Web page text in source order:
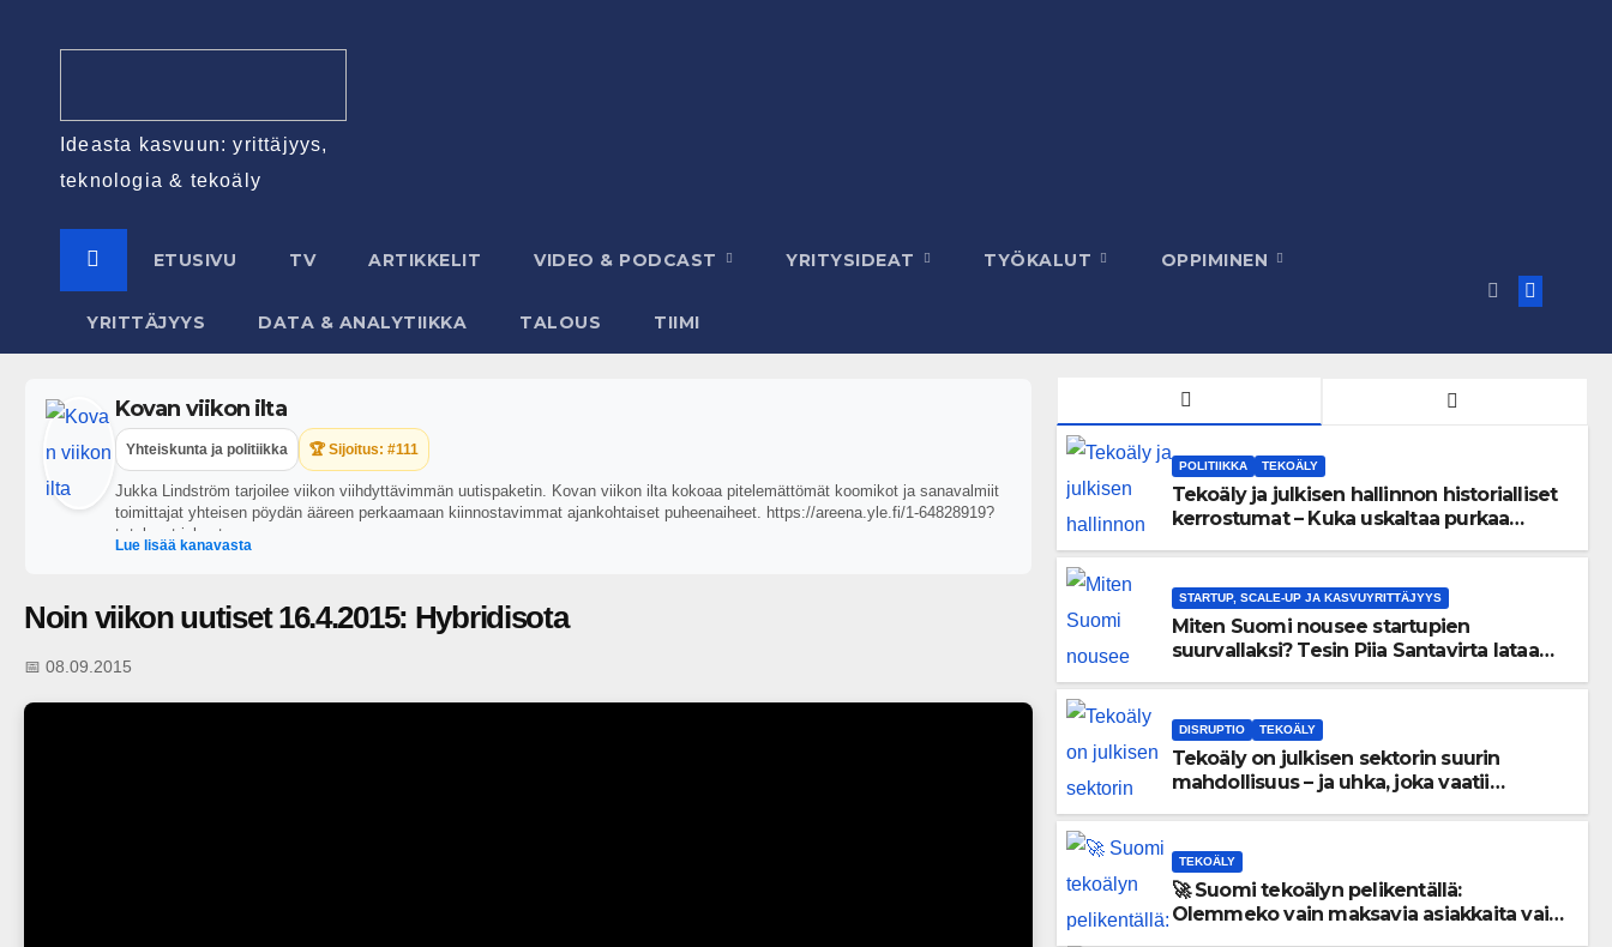
Ideasta kasvuun: yrittäjyys,
teknologia & tekoäly
ETUSIVU TV ARTIKKELIT VIDEO & PODCAST YRITYSIDEAT TYÖKALUT OPPIMINEN
YRITTÄJYYS DATA & ANALYTIIKKA TALOUS TIIMI
Kovan viikon ilta
Yhteiskunta ja politiikka 🏆 Sijoitus: #111
Jukka Lindström tarjoilee viikon viihdyttävimmän uutispaketin. Kovan viikon ilta kokoaa pitelemättömät koomikot ja sanavalmiit
toimittajat yhteisen pöydän ääreen perkaamaan kiinnostavimmat ajankohtaiset puheenaiheet. https://areena.yle.fi/1-64828919?
t=tulevat-jaksot
Lue lisää kanavasta
Noin viikon uutiset 16.4.2015: Hybridisota
📅 08.09.2015
POLITIIKKA TEKOÄLY
Tekoäly ja julkisen hallinnon historialliset
kerrostumat – Kuka uskaltaa purkaa
STARTUP, SCALE-UP JA KASVUYRITTÄJYYS
Miten Suomi nousee startupien
suurvallaksi? Tesin Piia Santavirta lataa
DISRUPTIO TEKOÄLY
Tekoäly on julkisen sektorin suurin
mahdollisuus – ja uhka, joka vaatii
TEKOÄLY
🚀 Suomi tekoälyn pelikentällä:
Olemmeko vain maksavia asiakkaita vai